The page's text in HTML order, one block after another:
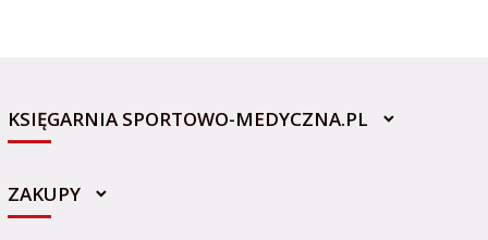
KSIĘGARNIA SPORTOWO-MEDYCZNA.PL
ZAKUPY